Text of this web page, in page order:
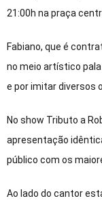
21:00h na praça
Fabiano, que é
no meio artístico
e por imitar diversos
No show Tributo a
apresentação
público com os
Ao lado do cantor